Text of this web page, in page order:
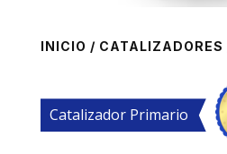
INICIO / CATALIZADORES
Catalizador Primario